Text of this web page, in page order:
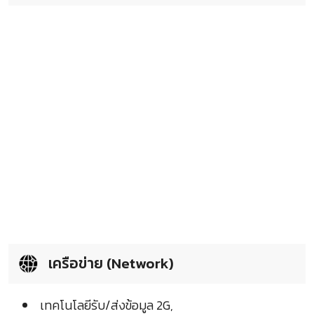
เครือข่าย (Network)
เทคโนโลยีรับ/ส่งข้อมูล 2G,